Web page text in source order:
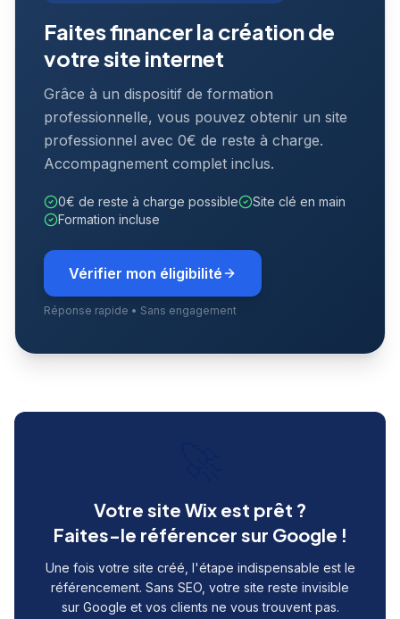
Faites financer la création de
votre site internet
Grâce à un dispositif de formation
professionnelle, vous pouvez obtenir un site
professionnel avec 0€ de reste à charge.
Accompagnement complet inclus.
0€ de reste à charge possible
Site clé en main
Formation incluse
Vérifier mon éligibilité
Réponse rapide • Sans engagement
Votre site Wix est prêt ?
Faites-le référencer sur Google !
Une fois votre site créé, l'étape indispensable est le
référencement. Sans SEO, votre site reste invisible
sur Google et vos clients ne vous trouvent pas.